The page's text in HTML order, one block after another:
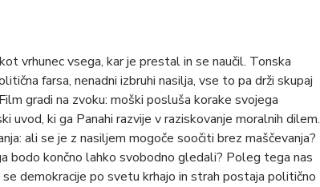
vrhunec vsega, kar je prestal in se naučil. Tonska
farsa, nenadni izbruhi nasilja, vse to pa drži skupaj
gradi na zvoku: moški posluša korake svojega
uvod, ki ga Panahi razvije v raziskovanje moralnih dilem.
ali se je z nasiljem mogoče soočiti brez maščevanja?
bodo končno lahko svobodno gledali? Poleg tega nas
demokracije po svetu krhajo in strah postaja politično